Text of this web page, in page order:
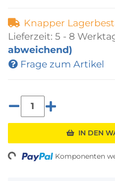
Knapper
Lieferzeit: 5 - 8
abweichend)
Frage zum Artikel
IN DEN
Komponenten